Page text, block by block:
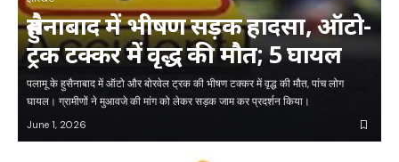
हुसैनाबाद में भीषण सड़क हादसा, ऑटो-
ट्रक टक्कर में वृद्ध की मौत; 5 घायल
पलामू के हुसैनाबाद में ऑटो और बोरवेल ट्रक की भीषण टक्कर में वृद्ध की मौत, पांच लोग
घायल। ग्रामीणों ने मुआवजे की मांग को लेकर सड़क जाम कर प्रदर्शन किया।
June 1, 2026